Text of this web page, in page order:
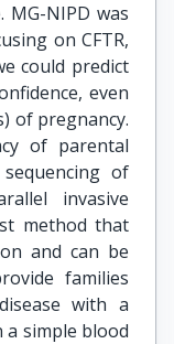
NIPD was
on CFTR,
could predict
even
of pregnancy.
of parental
of
invasive
method that
and can be
families
with a
a simple blood